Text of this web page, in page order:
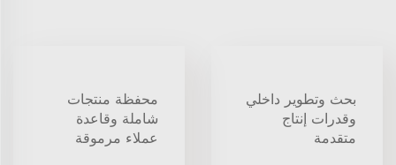
بحث وتطوير داخلي
وقدرات إنتاج
متقدمة
محفظة منتجات
شاملة وقاعدة
عملاء مرموقة